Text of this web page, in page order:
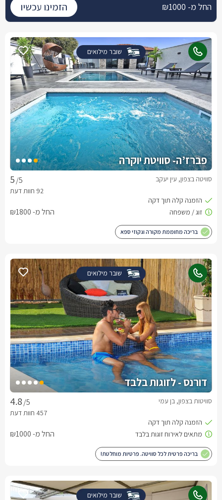
שובר מילואים
פברז’ה- סוויטת יוקרה
/5 סוויטה בצפון, עין יעקב
החל מ- ₪1800
בריכה מחוממת מקורה וגקוזי ספא
שובר מילואים
דורנס - לזוגות בלבד
/5 סוויטות בצפון, בן עמי
החל מ- ₪1000
בריכה פרטית לכל סוויטה. פרטיות מוחלטת!
שובר מילואים
החל מ- ₪1000 הזמינו עכשיו